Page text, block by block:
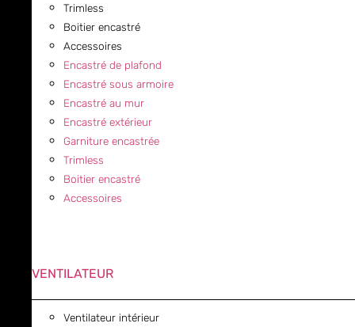
Trimless
Boitier encastré
Accessoires
Encastré de plafond
Encastré sous armoire
Encastré au mur
Encastré extérieur
Garniture encastrée
Trimless
Boitier encastré
Accessoires
VENTILATEUR
Ventilateur intérieur